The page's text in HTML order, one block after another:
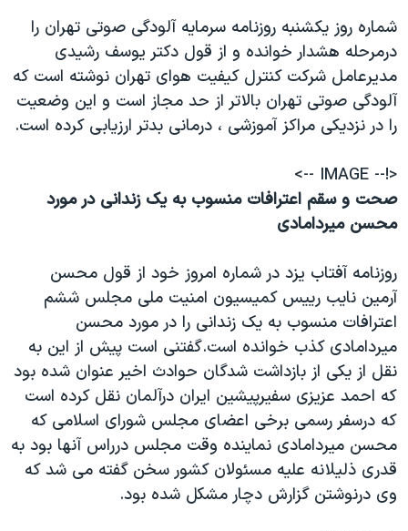
شماره روز يکشنبه روزنامه سرمايه آلودگی صوتی تهران را
درمرحله هشدار خوانده و از قول دکتر يوسف رشيدی
مديرعامل شرکت کنترل کيفيت هوای تهران نوشته است که
آلودگی صوتی تهران بالاتر از حد مجاز است و اين وضعيت
را در نزديکی مراکز آموزشی ، درمانی بدتر ارزيابی کرده است.
<!-- IMAGE -->
صحت و سقم اعترافات منسوب به يک زندانی در مورد
محسن ميردامادی
روزنامه آفتاب يزد در شماره امروز خود از قول محسن
آرمين نايب رييس کميسيون امنيت ملی مجلس ششم
اعترافات منسوب به يک زندانی را در مورد محسن
ميردامادی کذب خوانده است.گفتنی است پيش از اين به
نقل از يکی از بازداشت شدگان حوادث اخير عنوان شده بود
که احمد عزيزی سفيرپيشين ايران درآلمان نقل کرده است
که درسفر رسمی برخی اعضای مجلس شورای اسلامی که
محسن ميردامادی نماينده وقت مجلس درراس آنها بود به
قدری ذليلانه عليه مسئولان کشور سخن گفته می شد که
وی درنوشتن گزارش دچار مشکل شده بود.